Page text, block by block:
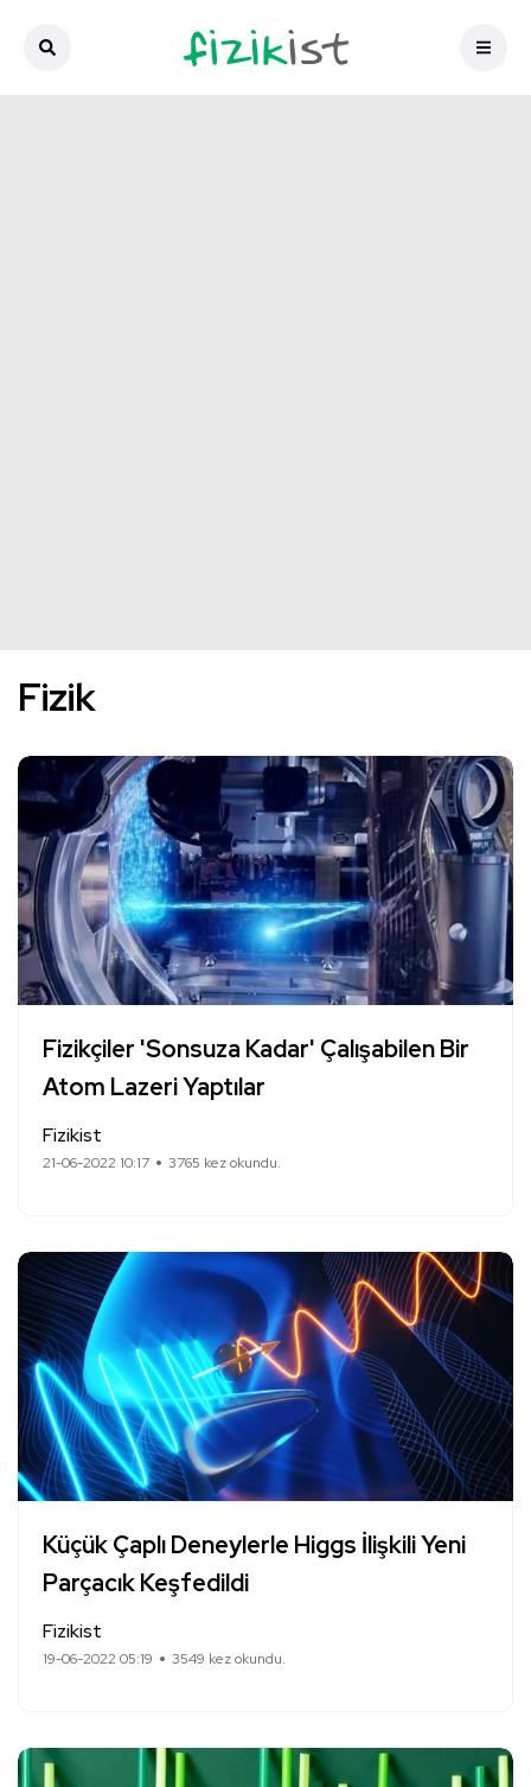
Fizik
Fizikçiler 'Sonsuza Kadar' Çalışabilen Bir
Atom Lazeri Yaptılar
Fizikist
21-06-2022 10:17 3765 kez okundu.
Küçük Çaplı Deneylerle Higgs İlişkili Yeni
Parçacık Keşfedildi
Fizikist
19-06-2022 05:19 3549 kez okundu.